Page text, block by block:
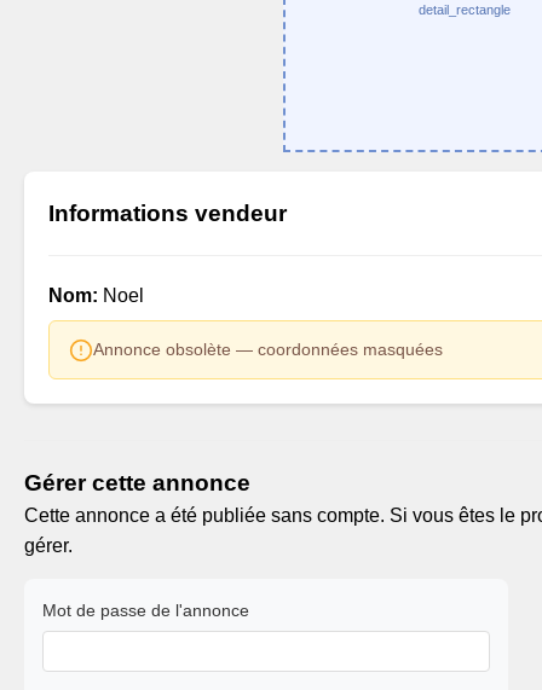
detail_rectangle
Informations vendeur
Nom: Noel
Annonce obsolète — coordonnées masquées
Gérer cette annonce
Cette annonce a été publiée sans compte. Si vous êtes le
gérer.
Mot de passe de l'annonce